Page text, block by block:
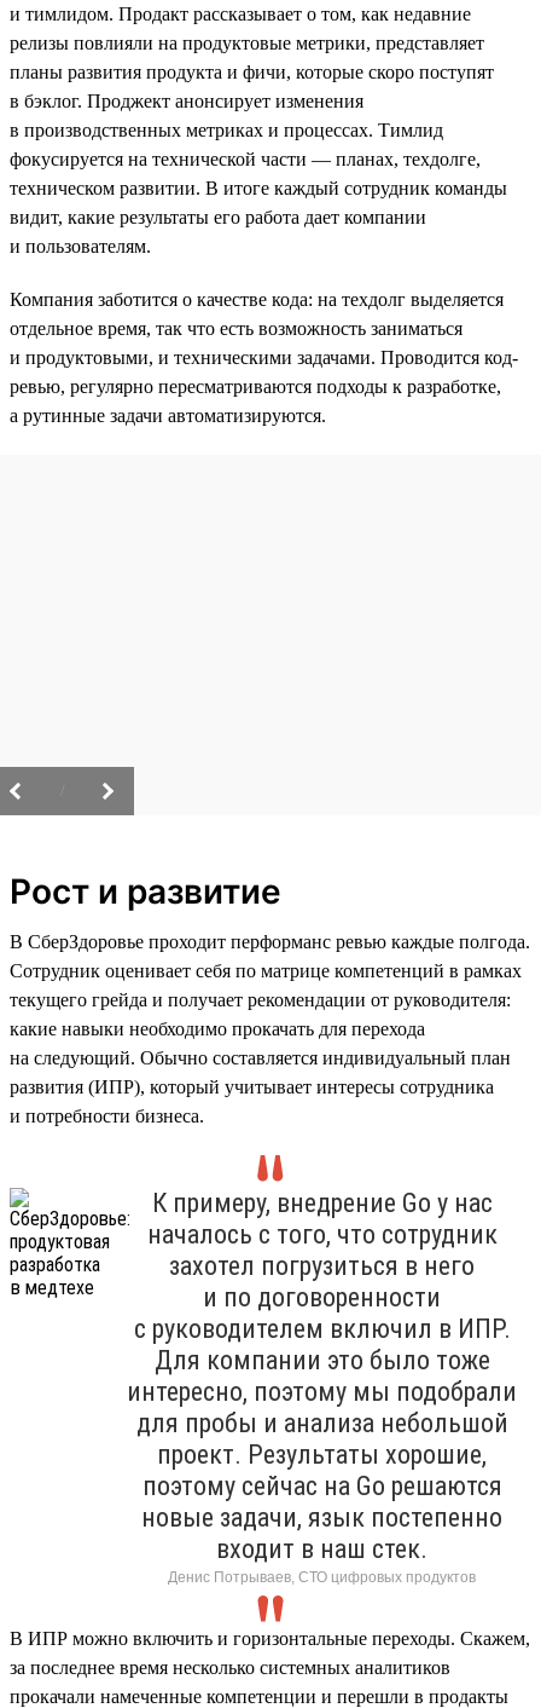
и тимлидом. Продакт рассказывает о том, как недавние
релизы повлияли на продуктовые метрики, представляет
планы развития продукта и фичи, которые скоро поступят
в бэклог. Проджект анонсирует изменения
в производственных метриках и процессах. Тимлид
фокусируется на технической части — планах, техдолге,
техническом развитии. В итоге каждый сотрудник команды
видит, какие результаты его работа дает компании
и пользователям.
Компания заботится о качестве кода: на техдолг выделяется
отдельное время, так что есть возможность заниматься
и продуктовыми, и техническими задачами. Проводится код-
ревью, регулярно пересматриваются подходы к разработке,
а рутинные задачи автоматизируются.
Рост и развитие
В СберЗдоровье проходит перформанс ревью каждые полгода.
Сотрудник оценивает себя по матрице компетенций в рамках
текущего грейда и получает рекомендации от руководителя:
какие навыки необходимо прокачать для перехода
на следующий. Обычно составляется индивидуальный план
развития (ИПР), который учитывает интересы сотрудника
и потребности бизнеса.
К примеру, внедрение Go у нас
началось с того, что сотрудник
захотел погрузиться в него
и по договоренности
с руководителем включил в ИПР.
Для компании это было тоже
интересно, поэтому мы подобрали
для пробы и анализа небольшой
проект. Результаты хорошие,
поэтому сейчас на Go решаются
новые задачи, язык постепенно
входит в наш стек.
Денис Потрываев, СТО цифровых продуктов
В ИПР можно включить и горизонтальные переходы. Скажем,
за последнее время несколько системных аналитиков
прокачали намеченные компетенции и перешли в продакты